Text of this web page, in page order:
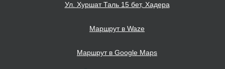
Ул. Хуршат Таль 15 бет, Хадера
Маршрут в Waze
Маршрут в Google Maps